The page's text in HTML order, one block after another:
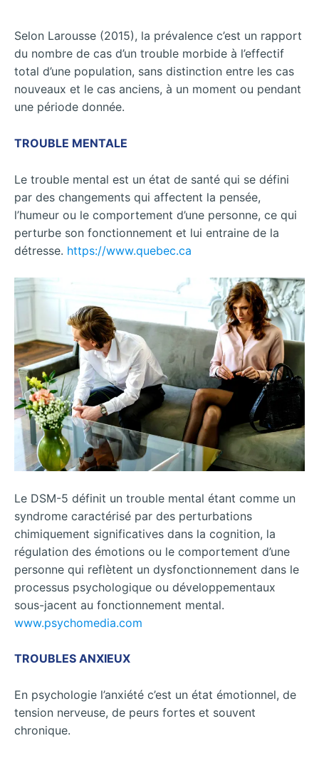
Selon Larousse (2015), la prévalence c’est un rapport
du nombre de cas d’un trouble morbide à l’effectif
total d’une population, sans distinction entre les cas
nouveaux et le cas anciens, à un moment ou pendant
une période donnée.
TROUBLE MENTALE
Le trouble mental est un état de santé qui se défini
par des changements qui affectent la pensée,
l’humeur ou le comportement d’une personne, ce qui
perturbe son fonctionnement et lui entraine de la
détresse. https://www.quebec.ca
Le DSM-5 définit un trouble mental étant comme un
syndrome caractérisé par des perturbations
chimiquement significatives dans la cognition, la
régulation des émotions ou le comportement d’une
personne qui reflètent un dysfonctionnement dans le
processus psychologique ou développementaux
sous-jacent au fonctionnement mental.
www.psychomedia.com
TROUBLES ANXIEUX
En psychologie l’anxiété c’est un état émotionnel, de
tension nerveuse, de peurs fortes et souvent
chronique.